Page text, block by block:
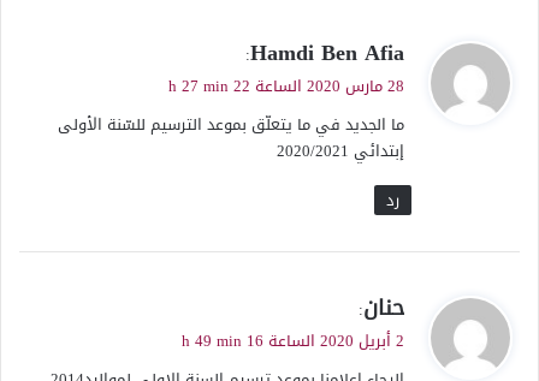
ي
ق
ل
Hamdi Ben Afia
:
28 مارس 2020 الساعة 22 h 27 min
ما الجديد في ما يتعلّق بموعد الترسيم للسّنة الأولى
إبتدائي 2020/2021
رد
ي
ق
حنان:
2 أبريل 2020 الساعة 16 h 49 min